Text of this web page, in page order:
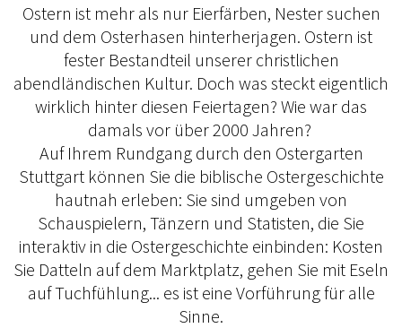
Ostern ist mehr als nur Eierfärben, Nester suchen
und dem Osterhasen hinterherjagen. Ostern ist
fester Bestandteil unserer christlichen
abendländischen Kultur. Doch was steckt eigentlich
wirklich hinter diesen Feiertagen? Wie war das
damals vor über 2000 Jahren?
Auf Ihrem Rundgang durch den Ostergarten
Stuttgart können Sie die biblische Ostergeschichte
hautnah erleben: Sie sind umgeben von
Schauspielern, Tänzern und Statisten, die Sie
interaktiv in die Ostergeschichte einbinden: Kosten
Sie Datteln auf dem Marktplatz, gehen Sie mit Eseln
auf Tuchfühlung... es ist eine Vorführung für alle
Sinne.